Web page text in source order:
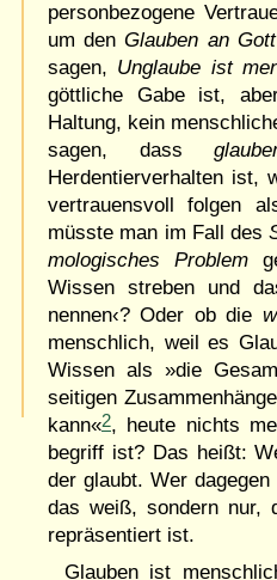
person­bezogene
um denGlau­ben an
sagen, Unglaube ist
göttliche Gabe ist,
Haltung, kein
sagen, dass
Herdentierverhalten ist,
vertrauensvoll folgen
müsste man im Fall des
mo­lo­gisches Problem
Wissen streben und
nennen‹? Oder ob die
mensch­lich, weil es
Wis­sen als »die
seitigen
kann«2, heute nichts
begriff ist? Das heißt:
der glaubt. Wer
das weiß, sondern nur,
reprä­sen­tiert ist.
Glauben ist